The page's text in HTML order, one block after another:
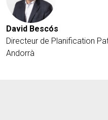
David Bescós
Directeur de Planification
Andorrà